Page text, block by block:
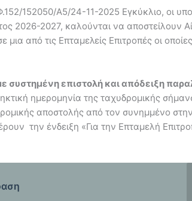
152050/Α5/24-11-2025 Εγκύκλιο, οι
2026-2027, καλούνται να αποστείλουν
μια από τις Επταμελείς Επιτροπές οι
συστημένη επιστολή και απόδειξη
ημερομηνία της ταχυδρομικής
αποστολής από τον συνημμένο
την ένδειξη «Για την Επταμελή